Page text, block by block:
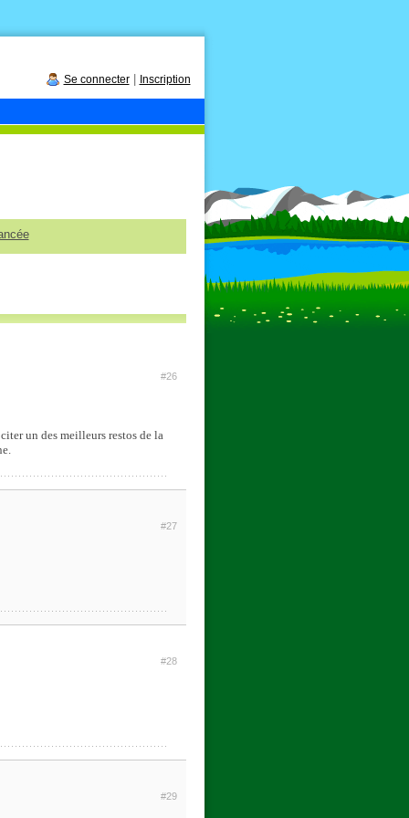
Se connecter| Inscription
#26
un des meilleurs restos de la
#27
#28
#29